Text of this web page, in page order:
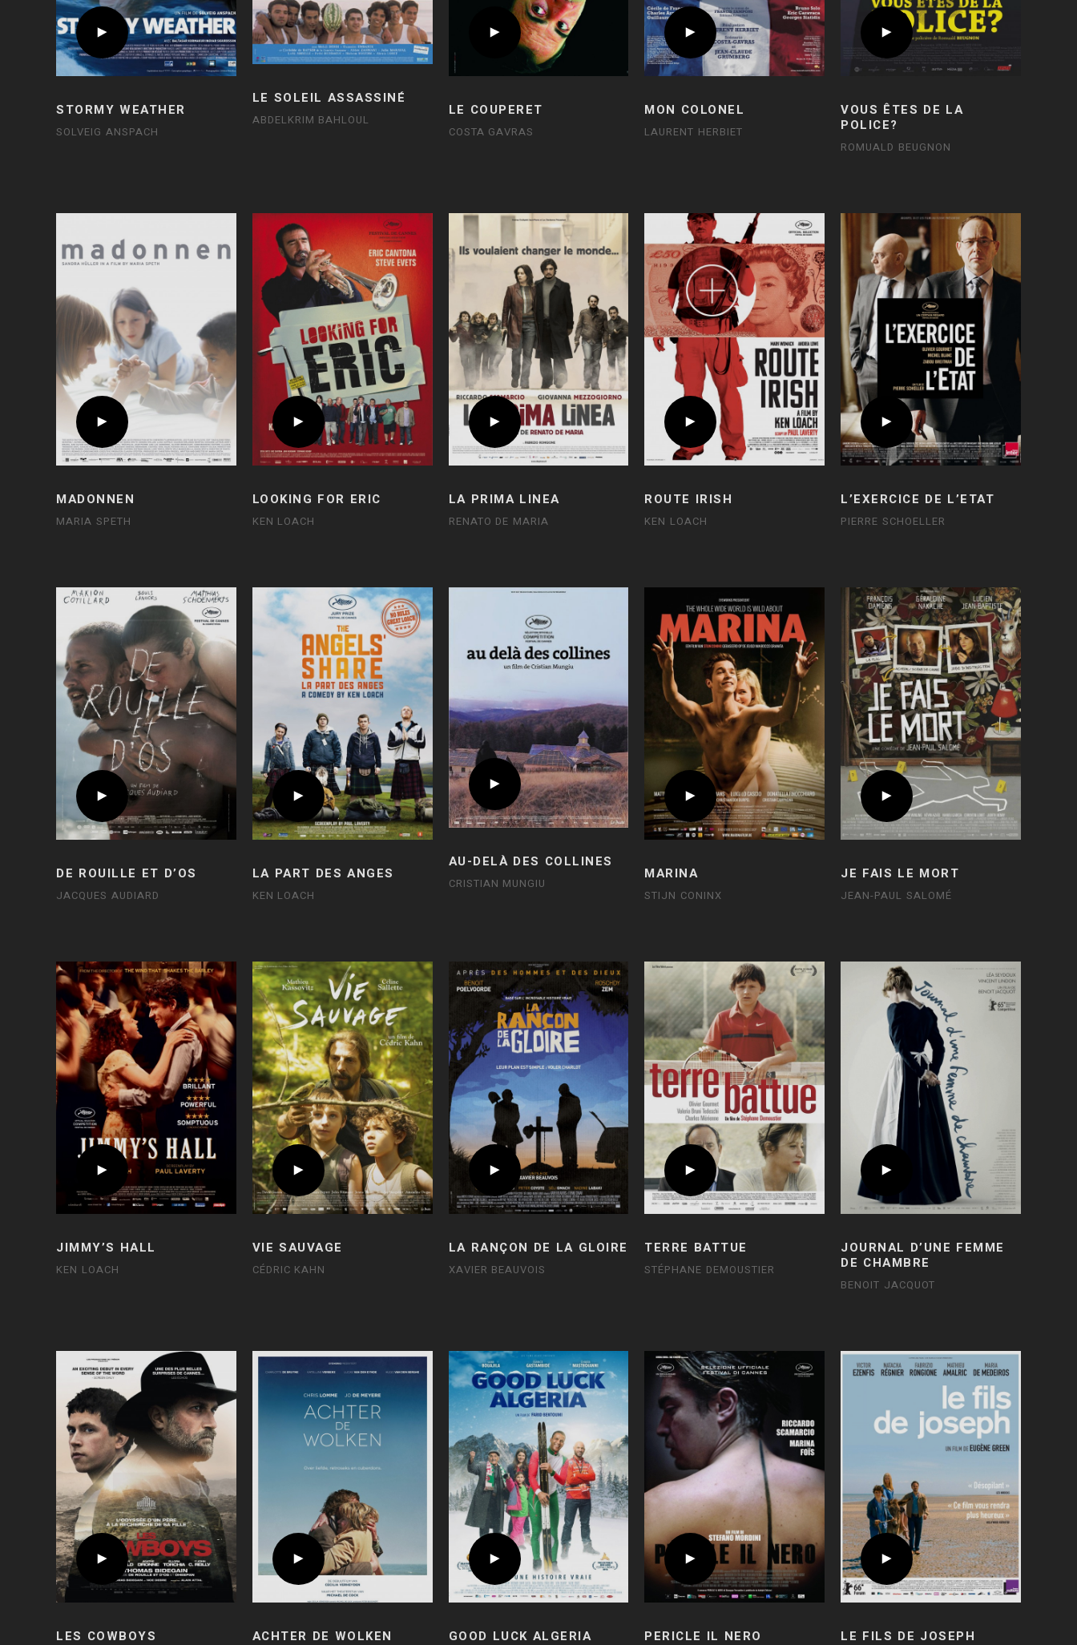
STORMY WEATHER
SOLVEIG ANSPACH
LE SOLEIL ASSASSINÉ
ABDELKRIM BAHLOUL
LE COUPERET
COSTA GAVRAS
MON COLONEL
LAURENT HERBIET
VOUS ÊTES DE LA
POLICE?
ROMUALD BEUGNON
MADONNEN
MARIA SPETH
LOOKING FOR ERIC
KEN LOACH
LA PRIMA LINEA
RENATO DE MARIA
ROUTE IRISH
KEN LOACH
L’EXERCICE DE L’ETAT
PIERRE SCHOELLER
DE ROUILLE ET D’OS
JACQUES AUDIARD
LA PART DES ANGES
KEN LOACH
AU-DELÀ DES COLLINES
CRISTIAN MUNGIU
MARINA
STIJN CONINX
JE FAIS LE MORT
JEAN-PAUL SALOMÉ
JIMMY’S HALL
KEN LOACH
VIE SAUVAGE
CÉDRIC KAHN
LA RANÇON DE LA GLOIRE
XAVIER BEAUVOIS
TERRE BATTUE
STÉPHANE DEMOUSTIER
JOURNAL D’UNE FEMME
DE CHAMBRE
BENOIT JACQUOT
LES COWBOYS ACHTER DE WOLKEN GOOD LUCK ALGERIA PERICLE IL NERO LE FILS DE JOSEPH